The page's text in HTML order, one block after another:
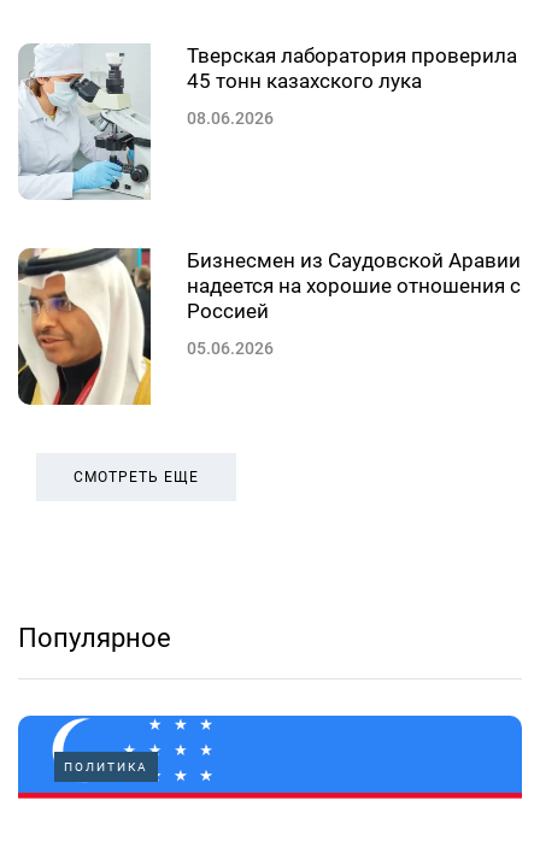
Тверская лаборатория проверила
45 тонн казахского лука
08.06.2026
Бизнесмен из Саудовской Аравии
надеется на хорошие отношения с
Россией
05.06.2026
СМОТРЕТЬ ЕЩЕ
Популярное
ПОЛИТИКА